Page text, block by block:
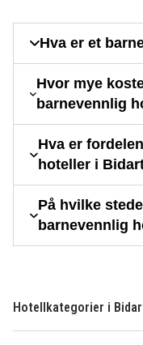
Hva er et
Hvor mye
barnevennlig
Hva er
hoteller i
På hvilke
barnevennlig
Hotellkategorier i